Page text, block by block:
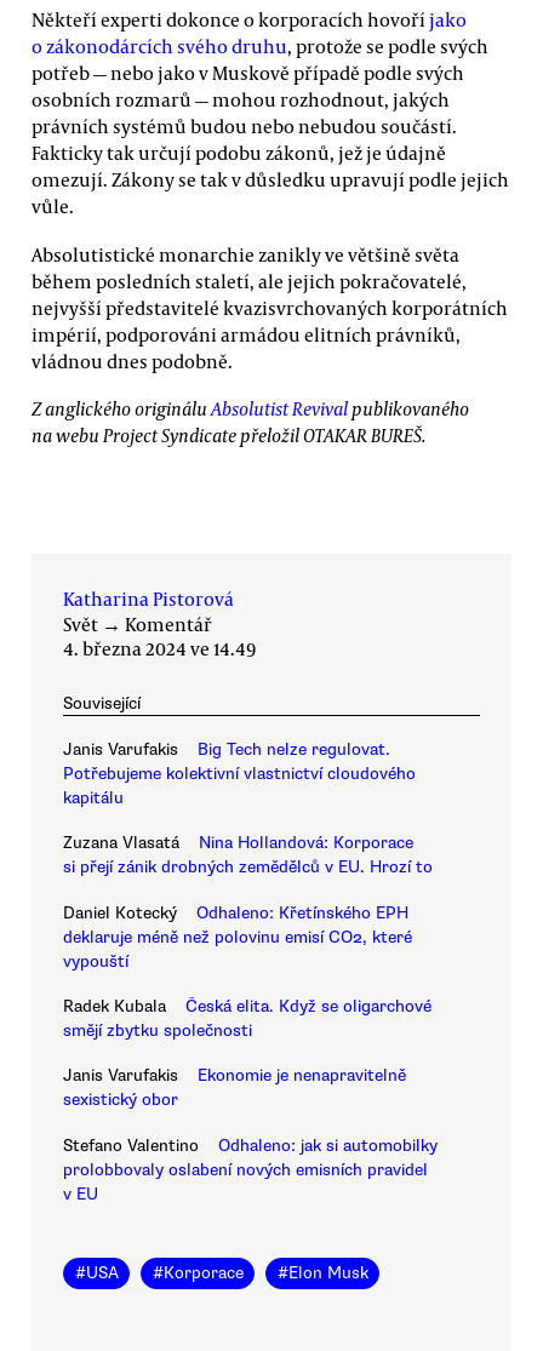
Někteří experti dokonce o korporacích hovoříjako
o zákonodárcích svého druhu, protože se podle svých
potřeb — nebo jako v Muskově případě podle svých
osobních rozmarů — mohou rozhodnout, jakých
právních systémů budou nebo nebudou součástí.
Fakticky tak určují podobu zákonů, jež je údajně
omezují. Zákony se tak v důsledku upravují podle jejich
vůle.
Absolutistické monarchie zanikly ve většině světa
během posledních staletí, ale jejich pokračovatelé,
nejvyšší představitelé kvazisvrchovaných korporátních
impérií, podporováni armádou elitních právníků,
vládnou dnes podobně.
Z anglického originálu Absolutist Revivalpublikovaného
na webu Project Syndicate přeložil OTAKAR BUREŠ.
Katharina Pistorová
Svět → Komentář
4. března 2024 ve 14.49
Související
Janis Varufakis
Big Tech nelze regulovat.
Potřebujeme kolektivní vlastnictví cloudového
kapitálu
Zuzana Vlasatá
Nina Hollandová: Korporace
si přejí zánik drobných zemědělců v EU. Hrozí to
Daniel Kotecký
Odhaleno: Křetínského EPH
deklaruje méně než polovinu emisí CO2, které
vypouští
Radek Kubala
Česká elita. Když se oligarchové
smějí zbytku společnosti
Janis Varufakis
Ekonomie je nenapravitelně
sexistický obor
Stefano Valentino
Odhaleno: jak si automobilky
prolobbovaly oslabení nových emisních pravidel
v EU
#USA #Korporace #Elon Musk